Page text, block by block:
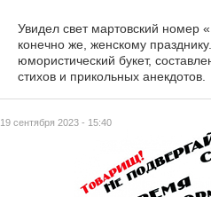
19 сентября 2023 - 15:40
Увидел свет мартовский номер
конечно же, женскому празднику. Наших читательниц ждёт
юмористический букет,
стихов и прикольных анекдотов.